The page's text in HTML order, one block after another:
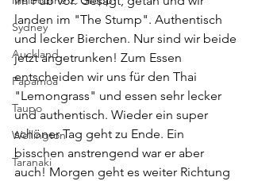
Sydney
Auckland
Papamoa
Taupo
Wellington
Taranaki
landen im "The Stump". Authentisch
und lecker Bierchen. Nur sind wir beide
jetzt angetrunken! Zum Essen
entscheiden wir uns für den Thai
"Lemongrass" und essen sehr lecker
und authentisch. Wieder ein super
schöner Tag geht zu Ende. Ein
bisschen anstrengend war er aber
auch! Morgen geht es weiter Richtung